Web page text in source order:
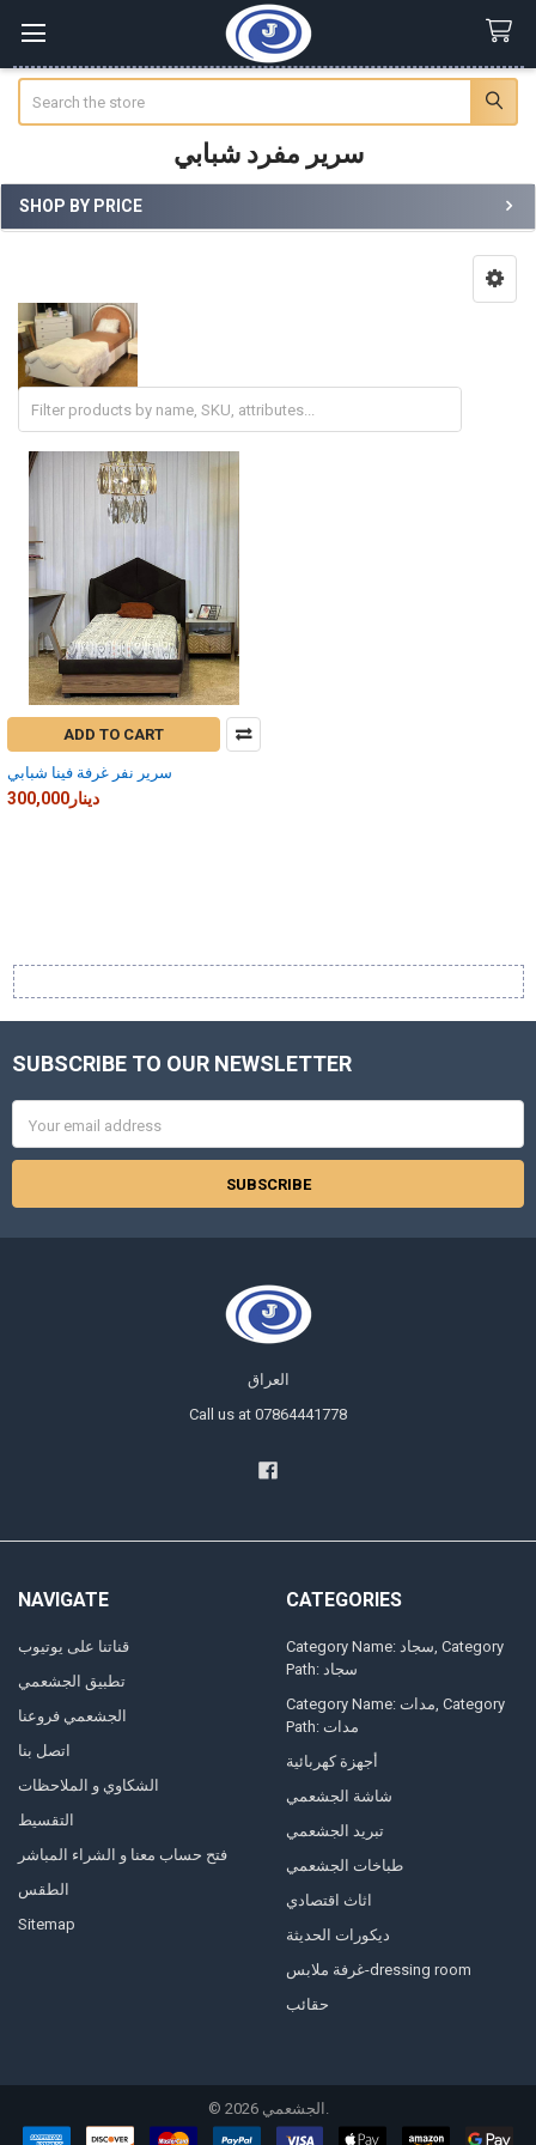
سرير مفرد شبابي
Sidebar
SHOP BY PRICE
ADD TO CART
سرير نفر غرفة فينا شبابي
300,000دينار
Footer
SUBSCRIBE TO OUR NEWSLETTER
Address
العراق
Call us at 07864441778
NAVIGATE
قناتنا على يوتيوب
تطبيق الجشعمي
الجشعمي فروعنا
اتصل بنا
الشكاوي و الملاحظات
التقسيط
فتح حساب معنا و الشراء المباشر
الطقس
Sitemap
CATEGORIES
Category Name: سجاد, Category
Path: سجاد
Category Name: مدات, Category
Path: مدات
أجهزة كهربائية
شاشة الجشعمي
تبريد الجشعمي
طباخات الجشعمي
اثاث اقتصادي
ديكورات الحديثة
غرفة ملابس-dressing room
حقائب
© 2026 الجشعمي.